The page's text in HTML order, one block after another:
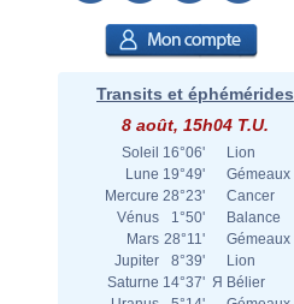
Transits et éphémérides
8 août, 15h04 T.U.
Soleil 16°06'
Lion
Lune 19°49'
Gémeaux
Mercure 28°23'
Cancer
Vénus
1°50'
Balance
Mars 28°11'
Gémeaux
Jupiter
8°39'
Lion
Saturne 14°37' Я Bélier